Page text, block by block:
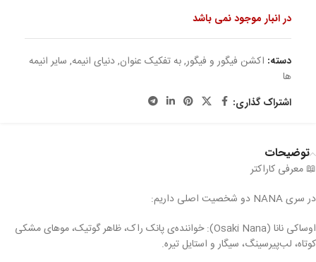
در انبار موجود نمی باشد
دسته: اکشن فیگور و فیگور,به تفکیک عنوان,دنیای انیمه, سایر انیمه
ها
اشتراک گذاری:
توضیحات
📖 معرفی کاراکتر
در سری NANA دو شخصیت اصلی داریم:
اوساکی نانا (Osaki Nana): خواننده‌ی پانک راک، ظاهر گوتیک، موهای مشکی
کوتاه، لب‌پیرسینگ، سیگار و استایل تیره.